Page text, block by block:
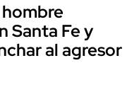
Santa Fe y
al agresor